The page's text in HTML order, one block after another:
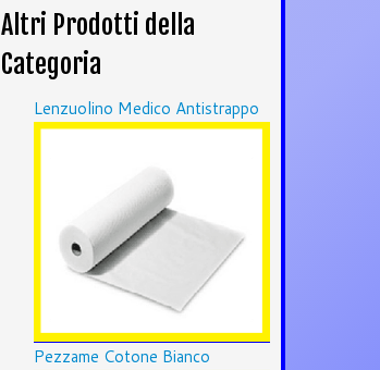
Altri Prodotti della
Categoria
Lenzuolino Medico Antistrappo
Pezzame Cotone Bianco